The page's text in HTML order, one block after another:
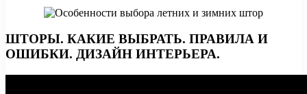
ШТОРЫ. КАКИЕ ВЫБРАТЬ. ПРАВИЛА И
ОШИБКИ. ДИЗАЙН ИНТЕРЬЕРА.